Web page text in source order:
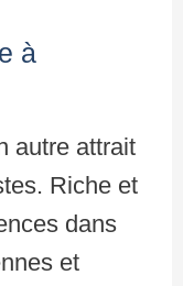
à
autre attrait
Riche et
dans
et